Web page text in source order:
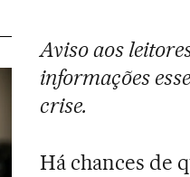
Aviso aos
informações
crise.
Há chances de